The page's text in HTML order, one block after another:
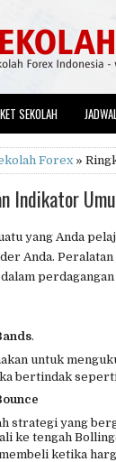
SEKOLAH
Forex»
Indikator
yang Anda
Anda.
.
untuk
bertindak
strategi yang
ke tengah
ketika